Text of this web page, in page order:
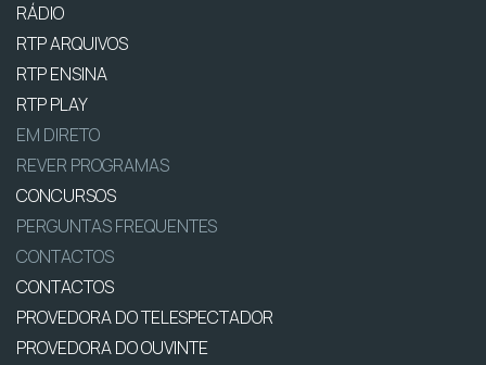
RÁDIO
RTP ARQUIVOS
RTP ENSINA
RTP PLAY
EM DIRETO
REVER PROGRAMAS
CONCURSOS
PERGUNTAS FREQUENTES
CONTACTOS
CONTACTOS
PROVEDORA DO TELESPECTADOR
PROVEDORA DO OUVINTE